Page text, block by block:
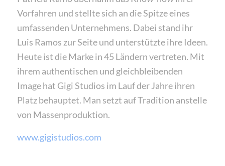
Vorfahren und stellte sich an die Spitze eines
umfassenden Unternehmens. Dabei stand ihr
Luis Ramos zur Seite und unterstützte ihre Ideen.
Heute ist die Marke in 45 Ländern vertreten. Mit
ihrem authentischen und gleichbleibenden
Image hat Gigi Studios im Lauf der Jahre ihren
Platz behauptet. Man setzt auf Tradition anstelle
von Massenproduktion.
www.gigistudios.com